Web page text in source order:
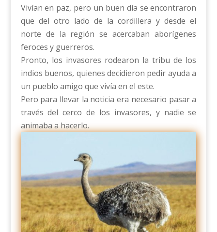
Vivían en paz, pero un buen día se encontraron
que del otro lado de la cordillera y desde el
norte de la región se acercaban aborígenes
feroces y guerreros.
Pronto, los invasores rodearon la tribu de los
indios buenos, quienes decidieron pedir ayuda a
un pueblo amigo que vivía en el este.
Pero para llevar la noticia era necesario pasar a
través del cerco de los invasores, y nadie se
animaba a hacerlo.